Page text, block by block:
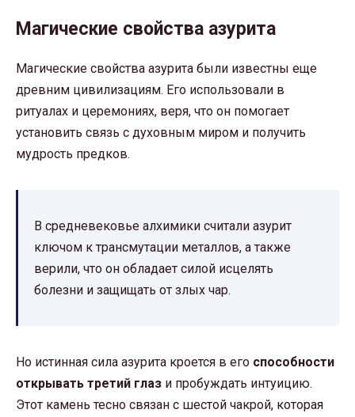
Магические свойства азурита
Магические свойства азурита были известны еще
древним цивилизациям. Его использовали в
ритуалах и церемониях, веря, что он помогает
установить связь с духовным миром и получить
мудрость предков.
В средневековье алхимики считали азурит
ключом к трансмутации металлов, а также
верили, что он обладает силой исцелять
болезни и защищать от злых чар.
Но истинная сила азурита кроется в его способности
открывать третий глаз и пробуждать интуицию.
Этот камень тесно связан с шестой чакрой, которая